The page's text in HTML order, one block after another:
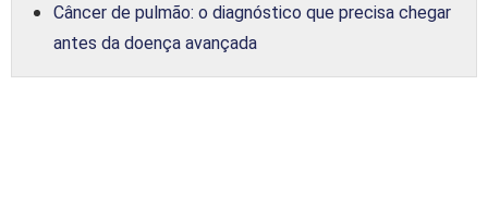
Câncer de pulmão: o diagnóstico que precisa chegar
antes da doença avançada